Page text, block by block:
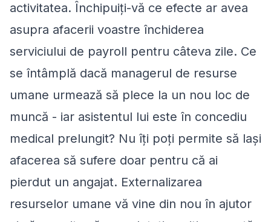
activitatea. Închipuiți-vă ce efecte ar avea
asupra afacerii voastre închiderea
serviciului de payroll pentru câteva zile. Ce
se întâmplă dacă managerul de resurse
umane urmează să plece la un nou loc de
muncă - iar asistentul lui este în concediu
medical prelungit? Nu îți poți permite să lași
afacerea să sufere doar pentru că ai
pierdut un angajat. Externalizarea
resurselor umane vă vine din nou în ajutor